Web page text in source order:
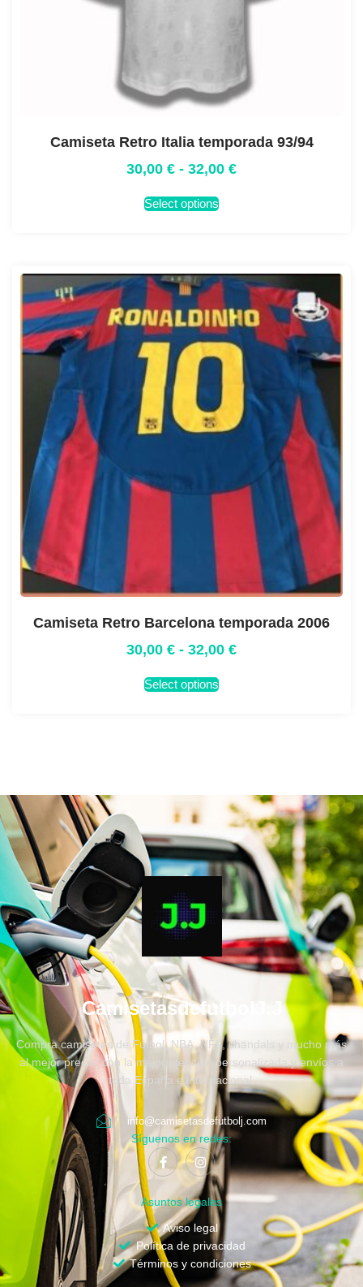
Camiseta Retro Italia temporada 93/94
30,00 € - 32,00 €
Select options
Camiseta Retro Barcelona temporada 2006
30,00 € - 32,00 €
Select options
CamisetasdefutbolJ.J
Compra camisetas de Fútbol, NBA, NFL, chandals y mucho más
al mejor precio, con la mejor atención personalizada y envíos a
toda España e internacional.
info@camisetasdefutbolj.com
Síguenos en redes:
Asuntos legales
Aviso legal
Política de privacidad
Términos y condiciones